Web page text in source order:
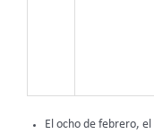
El ocho de febrero,